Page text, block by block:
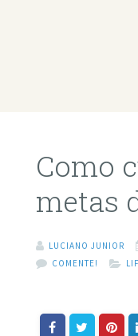
Como
metas
LUCIANO JUNIOR
COMENTE!